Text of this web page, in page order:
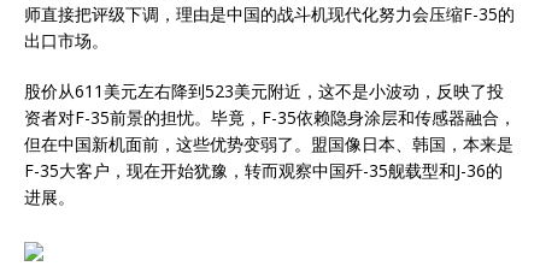
师直接把评级下调，理由是中国的战斗机现代化努力会压缩F-35的
出口市场。
股价从611美元左右降到523美元附近，这不是小波动，反映了投
资者对F-35前景的担忧。毕竟，F-35依赖隐身涂层和传感器融合，
但在中国新机面前，这些优势变弱了。盟国像日本、韩国，本来是
F-35大客户，现在开始犹豫，转而观察中国歼-35舰载型和J-36的
进展。